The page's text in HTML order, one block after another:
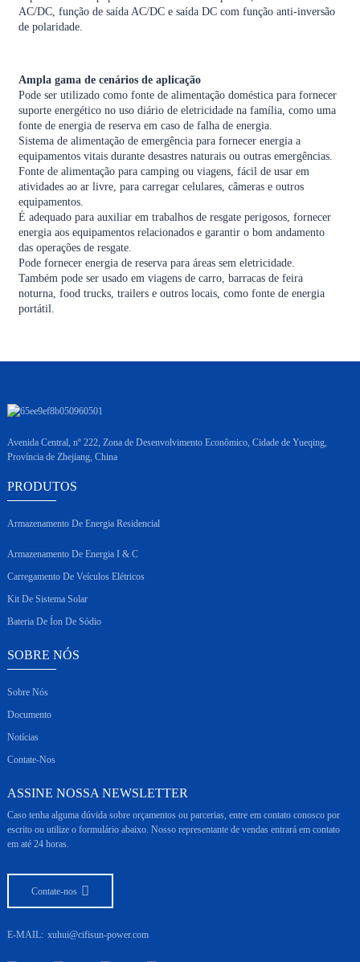
AC/DC, função de saída AC/DC e saída DC com função anti-inversão
de polaridade.
Ampla gama de cenários de aplicação
Pode ser utilizado como fonte de alimentação doméstica para fornecer
suporte energético no uso diário de eletricidade na família, como uma
fonte de energia de reserva em caso de falha de energia.
Sistema de alimentação de emergência para fornecer energia a
equipamentos vitais durante desastres naturais ou outras emergências.
Fonte de alimentação para camping ou viagens, fácil de usar em
atividades ao ar livre, para carregar celulares, câmeras e outros
equipamentos.
É adequado para auxiliar em trabalhos de resgate perigosos, fornecer
energia aos equipamentos relacionados e garantir o bom andamento
das operações de resgate.
Pode fornecer energia de reserva para áreas sem eletricidade.
Também pode ser usado em viagens de carro, barracas de feira
noturna, food trucks, trailers e outros locais, como fonte de energia
portátil.
Avenida Central, nº 222, Zona de Desenvolvimento Econômico, Cidade de Yueqing,
Província de Zhejiang, China
PRODUTOS
Armazenamento De Energia Residencial
Armazenamento De Energia I & C
Carregamento De Veículos Elétricos
Kit De Sistema Solar
Bateria De Íon De Sódio
SOBRE NÓS
Sobre Nós
Documento
Notícias
Contate-Nos
ASSINE NOSSA NEWSLETTER
Caso tenha alguma dúvida sobre orçamentos ou parcerias, entre em contato conosco por
escrito ou utilize o formulário abaixo. Nosso representante de vendas entrará em contato
em até 24 horas.
Contate-nos
E-MAIL: xuhui@cifisun-power.com